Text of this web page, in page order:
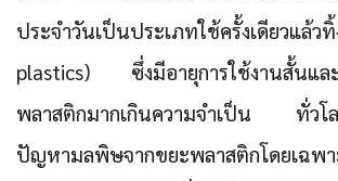
ประจำวันเป็นประเภทใช้ครั้งเดียวแล้
plastics) ซึ่งมีอายุการใช้งานสั้นและ
พลาสติกมากเกินความจำเป็น ทั่วโล
ปัญหามลพิษจากขยะพลาสติกโดยเฉพา